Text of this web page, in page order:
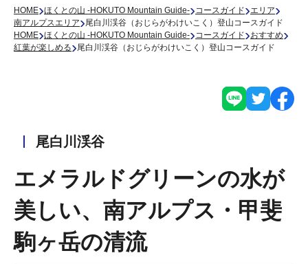
HOME›ほくとの山 -HOKUTO Mountain Guide-›コースガイド›エリア›
南アルプスエリア›尾白川渓谷（おじらがわけいこく）登山コースガイド
HOME›ほくとの山 -HOKUTO Mountain Guide-›コースガイド›おすすめ›
紅葉が楽しめる›尾白川渓谷（おじらがわけいこく）登山コースガイド
尾白川渓谷
エメラルドグリーンの水が
美しい、南アルプス・甲斐
駒ヶ岳の清流